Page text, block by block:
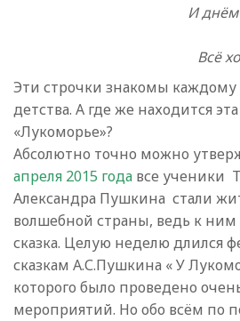
И днём
Всё
Эти строчки знакомы каждому
детства. А где же находится
«Лукоморье»?
Абсолютно точно можно
апреля 2015 года все ученики
Александра Пушкина стали
волшебной страны, ведь к ним
сказка. Целую неделю длился
сказкам А.С.Пушкина « У
которого было проведено
мероприятий. Но обо всём по